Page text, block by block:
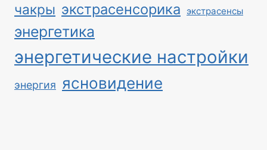
чакры экстрасенсорика экстрасенсы
энергетика
энергетические настройки
энергия ясновидение